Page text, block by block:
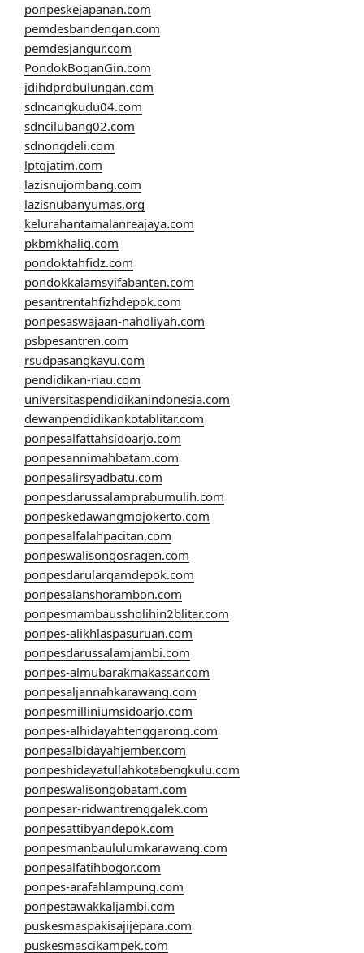
ponpeskejapanan.com
pemdesbandengan.com
pemdesjangur.com
PondokBoganGin.com
jdihdprdbulungan.com
sdncangkudu04.com
sdncilubang02.com
sdnongdeli.com
lptqjatim.com
lazisnujombang.com
lazisnubanyumas.org
kelurahantamalanreajaya.com
pkbmkhaliq.com
pondoktahfidz.com
pondokkalamsyifabanten.com
pesantrentahfizhdepok.com
ponpesaswajaan-nahdliyah.com
psbpesantren.com
rsudpasangkayu.com
pendidikan-riau.com
universitaspendidikanindonesia.com
dewanpendidikankotablitar.com
ponpesalfattahsidoarjo.com
ponpesannimahbatam.com
ponpesalirsyadbatu.com
ponpesdarussalamprabumulih.com
ponpeskedawangmojokerto.com
ponpesalfalahpacitan.com
ponpeswalisongosragen.com
ponpesdarularqamdepok.com
ponpesalanshorambon.com
ponpesmambaussholihin2blitar.com
ponpes-alikhlaspasuruan.com
ponpesdarussalamjambi.com
ponpes-almubarakmakassar.com
ponpesaljannahkarawang.com
ponpesmilliniumsidoarjo.com
ponpes-alhidayahtenggarong.com
ponpesalbidayahjember.com
ponpeshidayatullahkotabengkulu.com
ponpeswalisongobatam.com
ponpesar-ridwantrenggalek.com
ponpesattibyandepok.com
ponpesmanbaululumkarawang.com
ponpesalfatihbogor.com
ponpes-arafahlampung.com
ponpestawakkaljambi.com
puskesmaspakisajijepara.com
puskesmascikampek.com